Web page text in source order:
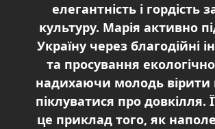
елегантність і гордість
культуру. Марія активно
Україну через благодійні
та просування
надихаючи молодь вірити
піклуватися про довкілля.
це приклад того, як